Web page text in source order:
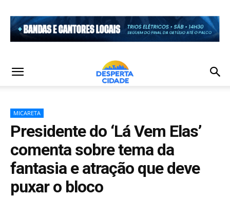
MICARETA
Presidente do ‘Lá Vem Elas’
comenta sobre tema da
fantasia e atração que deve
puxar o bloco